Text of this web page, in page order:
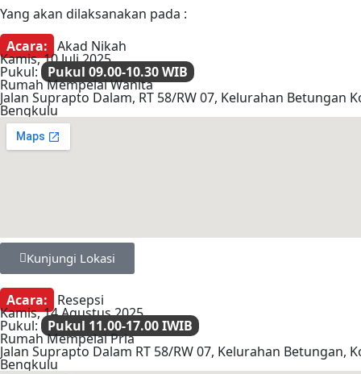
Yang akan dilaksanakan pada :
Acara: Akad Nikah
Kamis, 10 Juli 2025
Pukul: Pukul 09.00-10.30 WIB
Rumah Mempelai Wanita
Jalan Suprapto Dalam, RT 58/RW 07, Kelurahan Betungan
Bengkulu
Kunjungi Lokasi
Acara: Resepsi
Kamis, 14 Agustus 2025
Pukul: Pukul 11.00-17.00 IWIB
Rumah Mempelai Pria
Jalan Suprapto Dalam RT 58/RW 07, Kelurahan Betungan,
Bengkulu